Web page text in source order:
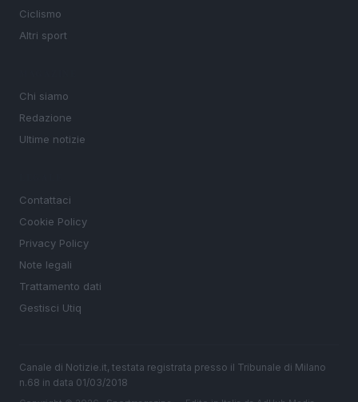
Ciclismo
Altri sport
Chi siamo
Redazione
Ultime notizie
Contattaci
Cookie Policy
Privacy Policy
Note legali
Trattamento dati
Gestisci Utiq
Canale di Notizie.it, testata registrata presso il Tribunale di Milano
n.68 in data 01/03/2018